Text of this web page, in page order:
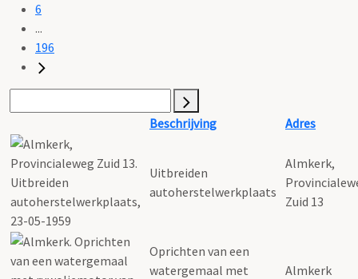
6
...
196
Beschrijving Adres
Uitbreiden
autoherstelwerkplaats
Almkerk,
Zuid 13
Oprichten van een
watergemaal met
Almkerk